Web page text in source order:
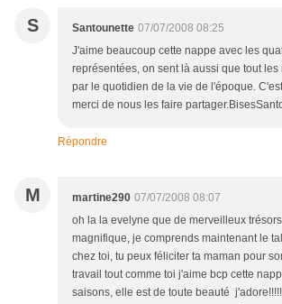
S Santounette 07/07/2008 08:25
J'aime beaucoup cette nappe avec les
représentées, on sent là aussi que tout
par le quotidien de la vie de l'époque.
merci de nous les faire
Répondre
M martine290 07/07/2008 08:07
oh la la evelyne que de merveilleux
magnifique, je comprends maintenant le
chez toi, tu peux féliciter ta maman pour
travail tout comme toi j'aime bcp cette
saisons, elle est de toute beauté